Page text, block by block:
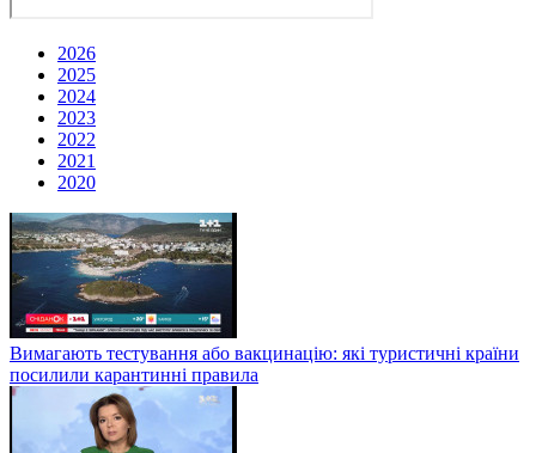
2026
2025
2024
2023
2022
2021
2020
Вимагають тестування або вакцинацію: які туристичні країни
посилили карантинні правила